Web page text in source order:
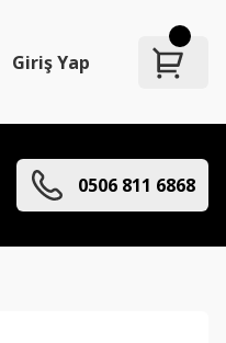
Giriş Yap
0506 811 6868